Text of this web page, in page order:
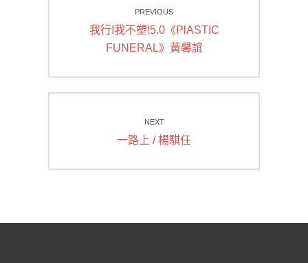
覽
PREVIOUS
Previous
post:
我行!我不塑!5.0《PlASTIC
FUNERAL》黃馨誼
NEXT
Next
一路上 / 楊騏任